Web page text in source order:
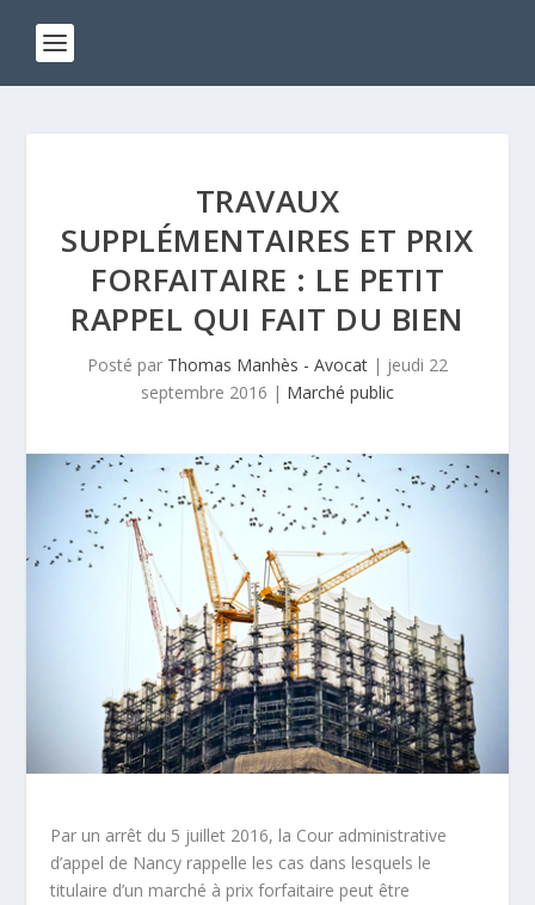
TRAVAUX
SUPPLÉMENTAIRES ET PRIX
FORFAITAIRE : LE PETIT
RAPPEL QUI FAIT DU BIEN
Posté par Thomas Manhès - Avocat | jeudi 22
septembre 2016 | Marché public
Par un arrêt du 5 juillet 2016, la Cour administrative
d’appel de Nancy rappelle les cas dans lesquels le
titulaire d’un marché à prix forfaitaire peut être